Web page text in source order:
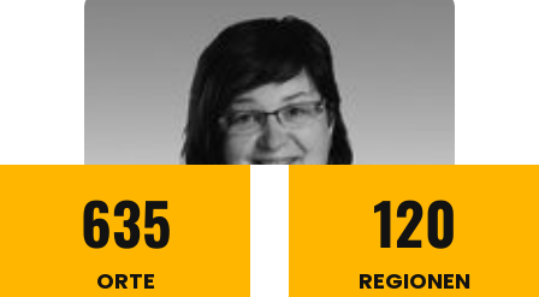
635
ORTE
120
REGIONEN